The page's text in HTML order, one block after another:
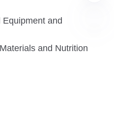
and
and Nutrition